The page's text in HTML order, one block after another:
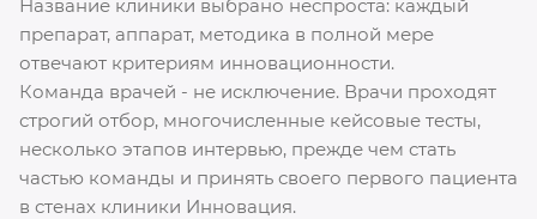
Название клиники выбрано неспроста: каждый
препарат, аппарат, методика в полной мере
отвечают критериям инновационности.
Команда врачей - не исключение. Врачи проходят
строгий отбор, многочисленные кейсовые тесты,
несколько этапов интервью, прежде чем стать
частью команды и принять своего первого пациента
в стенах клиники Инновация.